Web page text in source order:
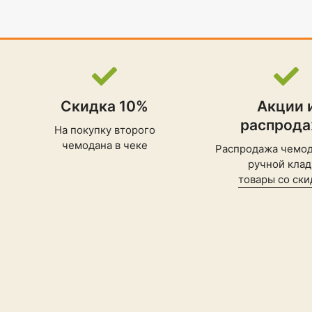
Скидка 10%
На покупку второго
чемодана в чеке
Акции
Распродажа
ручной
товары со